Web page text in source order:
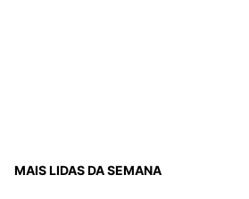
MAIS LIDAS DA SEMANA